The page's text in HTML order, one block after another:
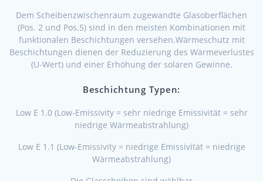
Dem Scheibenzwischenraum zugewandte Glasoberflächen
(Pos. 2 und Pos.5) sind in den meisten Kombinationen mit
funktionalen Beschichtungen versehen.Wärmeschutz mit
Beschichtungen dienen der Reduzierung des Wärmeverlustes
(U-Wert) und einer Erhöhung der solaren Gewinne.
Beschichtung Typen:
Low E 1.0 (Low-Emissivity = sehr niedrige Emissivität = sehr
niedrige Wärmeabstrahlung)
Low E 1.1 (Low-Emissivity = niedrige Emissivität = niedrige
Wärmeabstrahlung)